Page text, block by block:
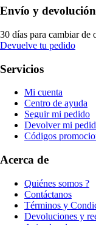
Envío y devolución
30 días para cambiar de
Devuelve tu pedido
Servicios
Mi cuenta
Centro de ayuda
Seguir mi pedido
Devolver mi
Códigos
Acerca de
Quiénes somos ?
Contáctanos
Términos y
Devoluciones y